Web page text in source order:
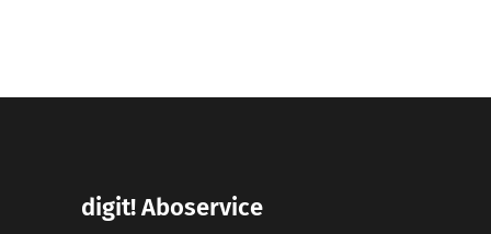
digit! Aboservice